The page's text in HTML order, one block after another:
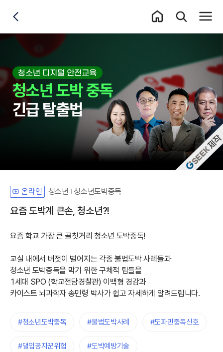
통합검색 레이
전체
뒤로가기
온라인 청소년 청소년도박중독
요즘 도박계 큰손, 청소년?!
요즘 학교 가장 큰 골칫거리 청소년 도박중독!
교실 내에서 버젓이 벌어지는 각종 불법도박 사례들과
청소년 도박중독을 막기 위한 구체적 팁들을
1세대 SPO (학교전담경찰관) 이백형 경감과
카이스트 뇌과학자 송민령 박사가 쉽고 자세하게 알려드립니다.
#청소년도박중독 #불법도박사례 #도파민중독신호
#댈입꽁지꾼위험 #도박예방기술
자체개발 강좌G